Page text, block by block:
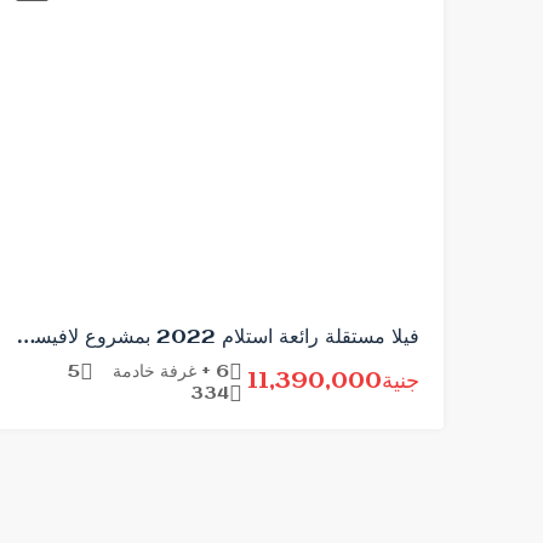
فيلا مستقلة رائعة استلام 2022 بمشروع لافيستا ستي
جنية11,390,000 6 + غرفة خادمة
5
334